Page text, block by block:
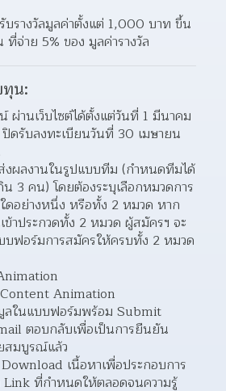
บรางวัลมูลค่าตั้งแต่ 1,000 บาท ขึ้น
จ่าย 5% ของ มูลค่ารางวัล
น:
ผ่านเว็บไซต์ได้ตั้งแต่วันที่ 1 มีนาคม
ดรับลงทะเบียนวันที่ 30 เมษายน
งผลงานในรูปแบบทีม (กำหนดทีมได้
3 คน) โดยต้องระบุเลือกหมวดการ
ดอย่างหนึ่ง หรือทั้ง 2 หมวด หาก
ข้าประกวดทั้ง 2 หมวด ผู้สมัครฯ จะ
บฟอร์มการสมัครให้ครบทั้ง 2 หมวด
Animation
ลในแบบฟอร์มพร้อม Submit
ตอบกลับเพื่อเป็นการยืนยัน
สมบูรณ์แล้ว
เนื้อหาเพื่อประกอบการ
ที่กำหนดให้ตลอดจนความรู้